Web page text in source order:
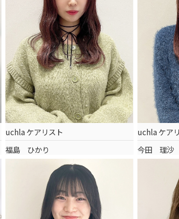
uchla ケアリスト
福島 ひかり
uchla ケア
今田 理沙